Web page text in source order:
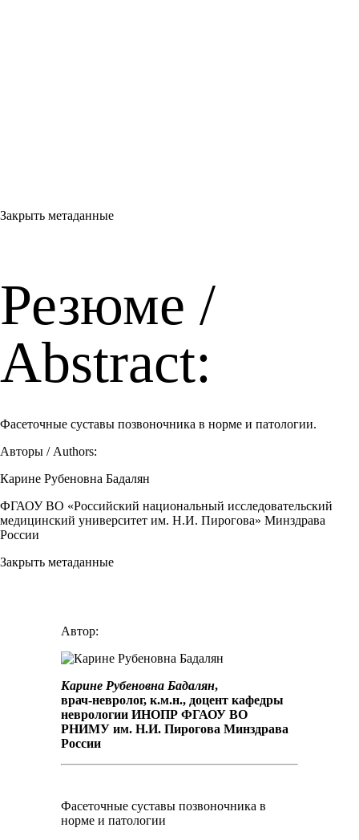
Закрыть метаданные
Резюме /
Abstract:
Фасеточные суставы позвоночника в норме и патологии.
Авторы / Authors:
Карине Рубеновна Бадалян
ФГАОУ ВО «Российский национальный исследовательский
медицинский университет им. Н.И. Пирогова» Минздрава
России
Закрыть метаданные
Автор:
Карине Рубеновна Бадалян,
врач-невролог, к.м.н., доцент кафедры
неврологии ИНОПР ФГАОУ ВО
РНИМУ им. Н.И. Пирогова Минздрава
России
Фасеточные суставы позвоночника в
норме и патологии